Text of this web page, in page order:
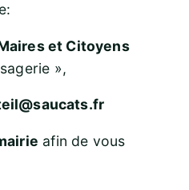
et Citoyens
»,
afin de vous